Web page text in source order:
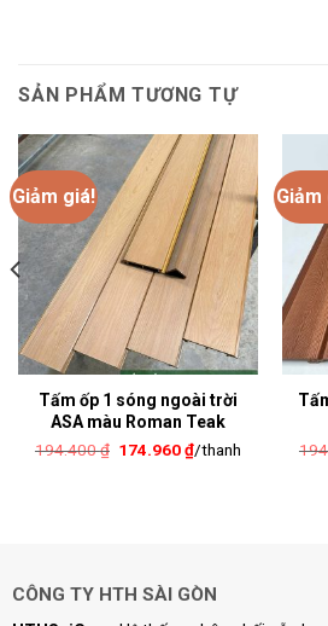
SẢN PHẨM TƯƠNG TỰ
Giảm giá!
Tấm ốp 1 sóng ngoài trời
ASA màu Roman Teak
194.400₫ Giá
174.960₫Giá
hiện
/thanh
Giảm
CÔNG TY HTH SÀI GÒN